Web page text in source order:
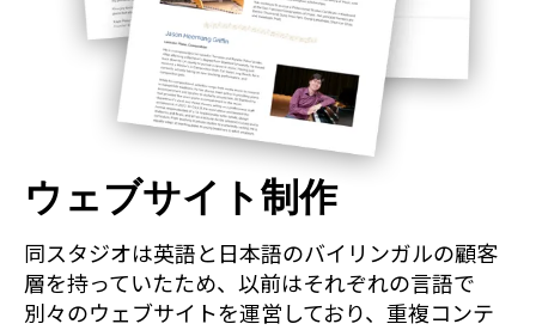
ウェブサイト制作
同スタジオは英語と日本語のバイリンガルの顧客
層を持っていたため、以前はそれぞれの言語で
別々のウェブサイトを運営しており、重複コンテ